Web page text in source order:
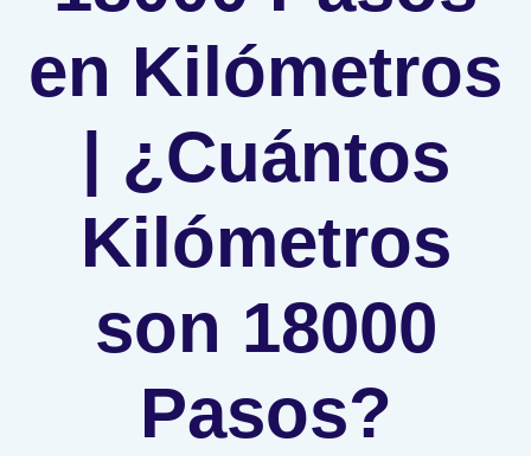
en Kilómetros
| ¿Cuántos
Kilómetros
son 18000
Pasos?